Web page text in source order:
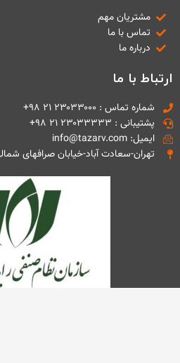
مشتریان مهم
تماس با ما
درباره ما
ارتباط با ما
شماره تماس : ۲۳۰۳۳۰۰۰ ۲۱ ۹۸+
پشتیبانی : ۲۳۰۳۳۳۳۳ ۲۱ ۹۸+
ایمیل: info@tazarv.com
تهران-سعادت آباد-خیابان صرافهای شمالی- نبش